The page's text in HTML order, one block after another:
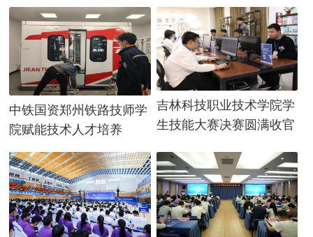
中铁国资郑州铁路技师学
院赋能技术人才培养
吉林科技职业技术学院学
生技能大赛决赛圆满收官